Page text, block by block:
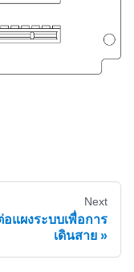
Next
แผงระบบเพื่อการ
เดินสาย